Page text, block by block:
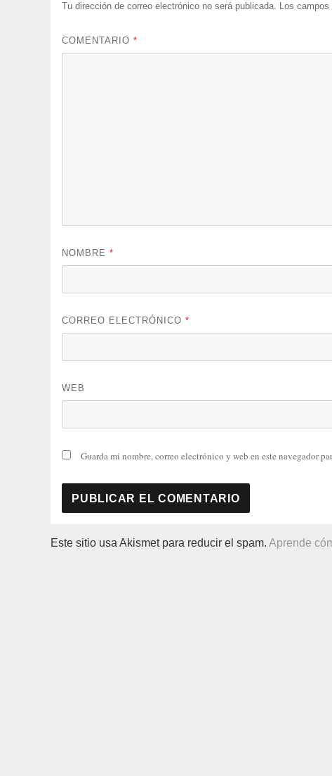
Tu dirección de correo electrónico no será publicada. Los
COMENTARIO *
NOMBRE *
CORREO ELECTRÓNICO *
WEB
Guarda mi nombre, correo electrónico y web en este navegador
Este sitio usa Akismet para reducir el spam. Aprende